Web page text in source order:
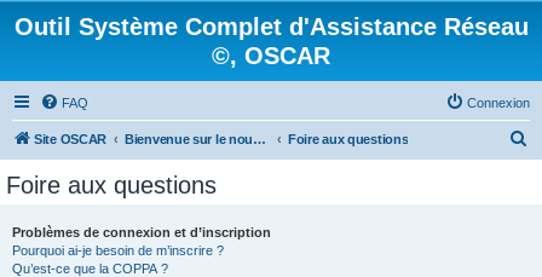
Outil Système Complet d'Assistance Réseau
©, OSCAR
FAQ Connexion
Site OSCAR Bienvenue sur le nouveau forum OSCAR Foire aux questions
Foire aux questions
Problèmes de connexion et d’inscription
Pourquoi ai-je besoin de m’inscrire ?
Qu’est-ce que la COPPA ?